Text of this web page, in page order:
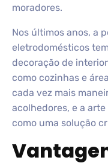
moradores.
Nos últimos anos, a
eletrodomésticos
decoração de
como cozinhas e
cada vez mais
acolhedores, e a
como uma solução